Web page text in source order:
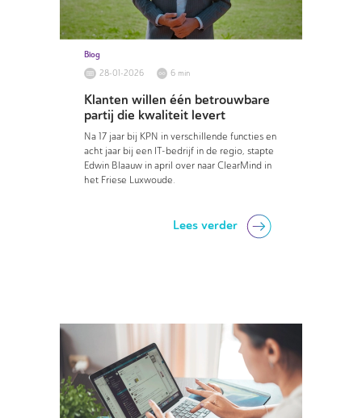
Blog
28-01-2026
6 min
Klanten willen één betrouwbare
partij die kwaliteit levert
Na 17 jaar bij KPN in verschillende functies en
acht jaar bij een IT-bedrijf in de regio, stapte
Edwin Blaauw in april over naar ClearMind in
het Friese Luxwoude.
Lees verder